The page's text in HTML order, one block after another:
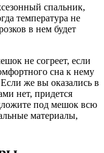
спальник,
температура не
в нем будет
не согреет, если
сна к нему
же вы оказались в
нет, придется
под мешок всю
материалы,